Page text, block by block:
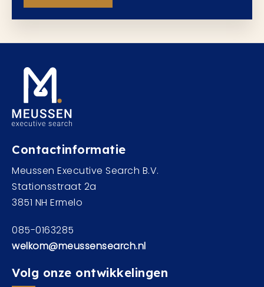
Contactinformatie
Meussen Executive Search B.V.
Stationsstraat 2a
3851 NH Ermelo
085-0163285
welkom@meussensearch.nl
Volg onze ontwikkelingen